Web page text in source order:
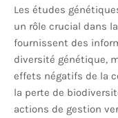
Les études
un rôle crucial dans
fournissent des
diversité génétique,
effets négatifs de la
la perte de
actions de gestion